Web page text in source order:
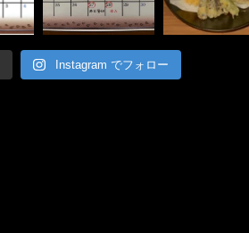
Instagram でフォロー